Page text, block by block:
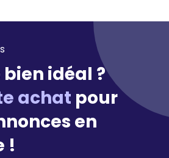
idéal ?
achat pour
en
!